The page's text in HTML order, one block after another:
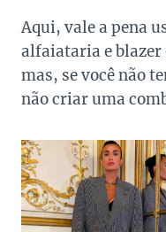
Aqui, vale a pena
alfaiataria e blazer
mas, se você não
não criar uma